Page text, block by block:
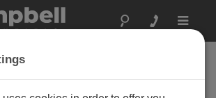
Toggle
Scientific ブログ
情報と専門家のアドバイス